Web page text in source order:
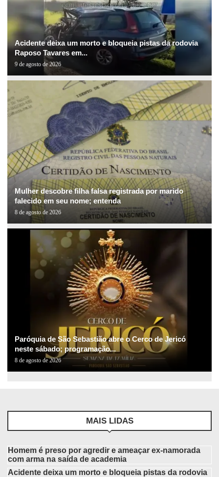
Acidente deixa um morto e bloqueia pistas da rodovia
Raposo Tavares em...
9 de agosto de 2026
Mulher descobre filha falsa registrada por marido
falecido em seu nome; entenda
8 de agosto de 2026
Paróquia de São Sebastião abre o Cerco de Jericó
neste sábado; programação...
8 de agosto de 2026
MAIS LIDAS
Homem é preso por agredir e ameaçar ex-namorada
com arma na saída de academia
Acidente deixa um morto e bloqueia pistas da rodovia